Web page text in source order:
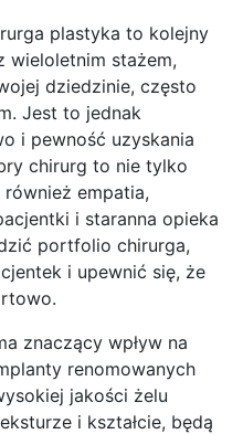
plastyka to kolejny
wieloletnim stażem,
dziedzinie, często
Jest to jednak
i pewność uzyskania
chirurg to nie tylko
empatia,
i staranna opieka
portfolio chirurga,
i upewnić się, że
znaczący wpływ na
renomowanych
jakości żelu
i kształcie, będą